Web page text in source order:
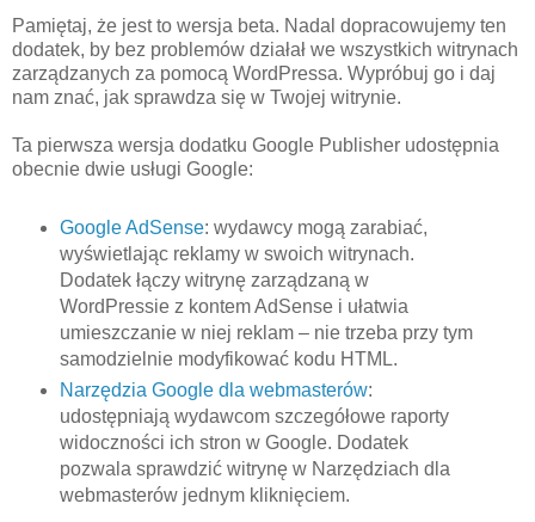
Pamiętaj, że jest to wersja beta. Nadal dopracowujemy ten
dodatek, by bez problemów działał we wszystkich witrynach
zarządzanych za pomocą WordPressa. Wypróbuj go i daj
nam znać, jak sprawdza się w Twojej witrynie.
Ta pierwsza wersja dodatku Google Publisher udostępnia
obecnie dwie usługi Google:
Google AdSense: wydawcy mogą zarabiać,
wyświetlając reklamy w swoich witrynach.
Dodatek łączy witrynę zarządzaną w
WordPressie z kontem AdSense i ułatwia
umieszczanie w niej reklam – nie trzeba przy tym
samodzielnie modyfikować kodu HTML.
Narzędzia Google dla webmasterów:
udostępniają wydawcom szczegółowe raporty
widoczności ich stron w Google. Dodatek
pozwala sprawdzić witrynę w Narzędziach dla
webmasterów jednym kliknięciem.